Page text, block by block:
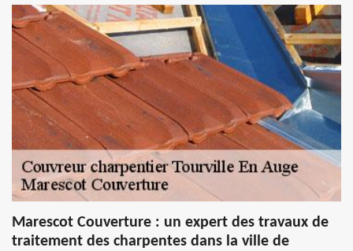
Marescot Couverture : un expert des travaux de
traitement des charpentes dans la ville de